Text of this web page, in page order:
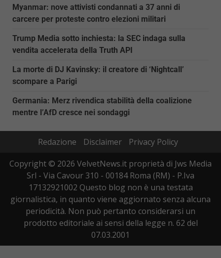
Myanmar: nove attivisti condannati a 37 anni di
carcere per proteste contro elezioni militari
Trump Media sotto inchiesta: la SEC indaga sulla
vendita accelerata della Truth API
La morte di DJ Kavinsky: il creatore di ‘Nightcall’
scompare a Parigi
Germania: Merz rivendica stabilità della coalizione
mentre l’AfD cresce nei sondaggi
Redazione Disclaimer
Privacy Policy
Copyright © 2026 VelvetNews.it proprietà di Jws Media
Srl - Via Cavour 310 - 00184 Roma (RM) - P.Iva
17132921002 Questo blog non è una testata
giornalistica, in quanto viene aggiornato senza alcuna
periodicità. Non può pertanto considerarsi un
prodotto editoriale ai sensi della legge n. 62 del
07.03.2001